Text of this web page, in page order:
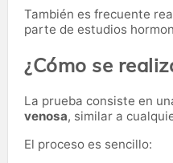
También es frecuente
parte de estudios
¿Cómo se
La prueba consiste en
venosa, similar a
El proceso es sencillo: